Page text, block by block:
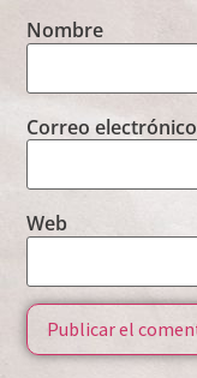
Nombre
Correo electrónico
Web